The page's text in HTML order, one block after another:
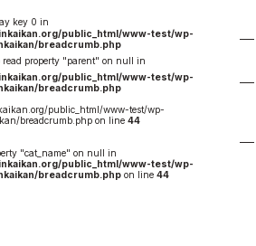
お知らせ
本部からのお知らせ
支部からのお知らせ
公式大会
試合規則
key 0 in
public_html/www-test/wp-
breadcrumb.php
read property "parent" on null in
public_html/www-test/wp-
breadcrumb.php
public_html/www-test/wp-
breadcrumb.php on line 44
"cat_name" on null in
public_html/www-test/wp-
breadcrumb.php on line 44